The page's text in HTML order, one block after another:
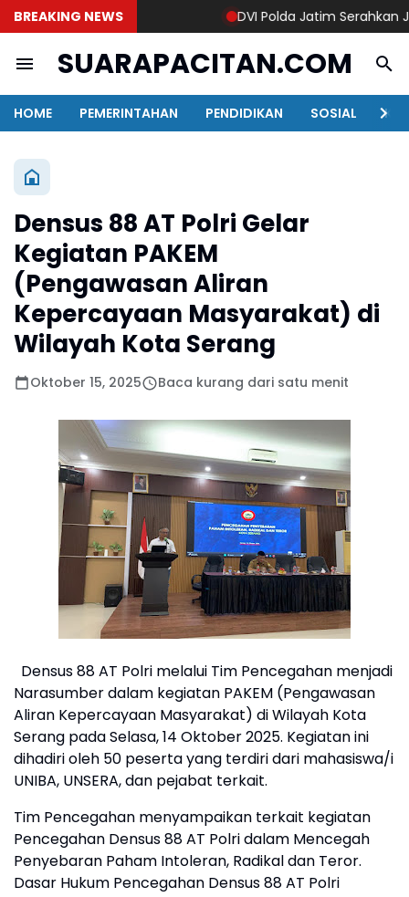
BREAKING NEWS DVI Polda Jatim Serahkan
SUARAPACITAN.COM
HOME PEMERINTAHAN PENDIDIKAN SOSIAL
Densus 88 AT Polri Gelar
Kegiatan PAKEM
(Pengawasan Aliran
Kepercayaan Masyarakat) di
Wilayah Kota Serang
Oktober 15, 2025 Baca kurang dari satu menit
Densus 88 AT Polri melalui Tim Pencegahan menjadi
Narasumber dalam kegiatan PAKEM (Pengawasan
Aliran Kepercayaan Masyarakat) di Wilayah Kota
Serang pada Selasa, 14 Oktober 2025. Kegiatan ini
dihadiri oleh 50 peserta yang terdiri dari mahasiswa/i
UNIBA, UNSERA, dan pejabat terkait.
Tim Pencegahan menyampaikan terkait kegiatan
Pencegahan Densus 88 AT Polri dalam Mencegah
Penyebaran Paham Intoleran, Radikal dan Teror.
Dasar Hukum Pencegahan Densus 88 AT Polri